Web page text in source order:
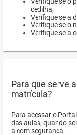
cedilha;
Verifique se a
Verifique se o
Verifique se a
Para que serve
matrícula?
Para acessar o
das aulas, quando
a com segurança.